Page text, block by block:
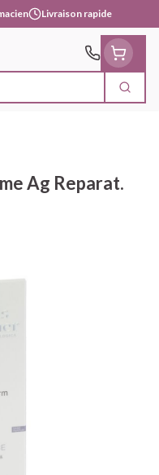
Livraison rapide
Ag Reparat.